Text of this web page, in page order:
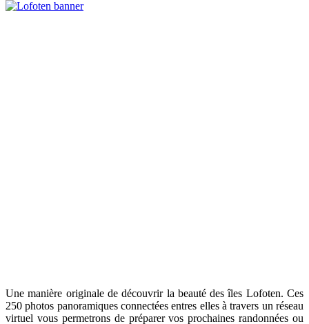
Une manière originale de découvrir la beauté des îles Lofoten. Ces
250 photos panoramiques connectées entres elles à travers un réseau
virtuel vous permetrons de préparer vos prochaines randonnées ou